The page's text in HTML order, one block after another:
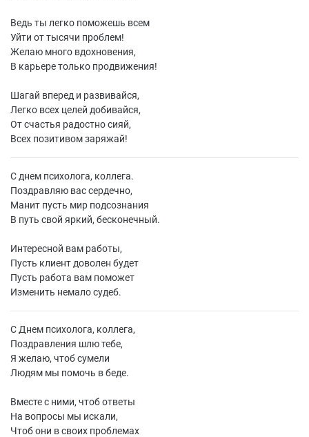
Ведь ты легко поможешь всем
Уйти от тысячи проблем!
Желаю много вдохновения,
В карьере только продвижения!
Шагай вперед и развивайся,
Легко всех целей добивайся,
От счастья радостно сияй,
Всех позитивом заряжай!
С днем психолога, коллега.
Поздравляю вас сердечно,
Манит пусть мир подсознания
В путь свой яркий, бесконечный.
Интересной вам работы,
Пусть клиент доволен будет
Пусть работа вам поможет
Изменить немало судеб.
С Днем психолога, коллега,
Поздравления шлю тебе,
Я желаю, чтоб сумели
Людям мы помочь в беде.
Вместе с ними, чтоб ответы
На вопросы мы искали,
Чтоб они в своих проблемах